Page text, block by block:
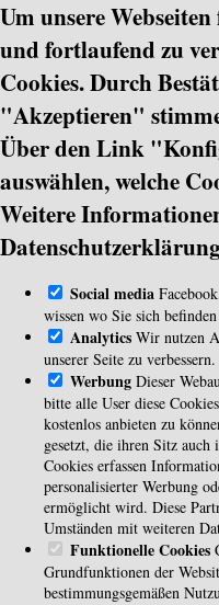
Um unsere
und fortlaufend zu
Cookies. Durch
"Akzeptieren"
Über den Link
auswählen, welche
Weitere
Social media
wissen wo Sie sich
Analytics Wir nutzen
unserer Seite zu verbessern.
Werbung Dieser
bitte alle User diese
kostenlos anbieten zu
gesetzt, die ihren Sitz
Cookies erfassen
personalisierter Werbung
ermöglicht wird. Diese
Umständen mit weiteren
Funktionelle Cookies
Grundfunktionen der
bestimmungsgemäßen